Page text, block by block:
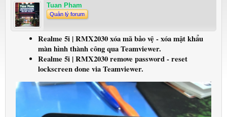
Tuan Pham
Quản lý forum
Realme 5i | RMX2030 xóa mã bảo vệ - xóa mật khẩu
màn hình thành công qua Teamviewer.
Realme 5i | RMX2030 remove password - reset
lockscreen done via Teamviewer.